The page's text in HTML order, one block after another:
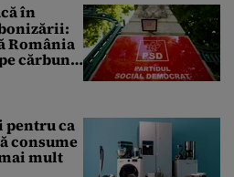
în
România
cărbune.
ca
consume
mult